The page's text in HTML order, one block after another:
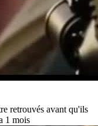
retrouvés avant qu'ils
1 mois